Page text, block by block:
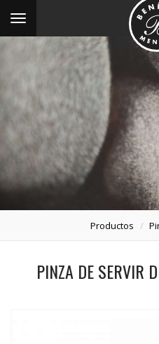
Toggle
navigation
Productos
PINZA DE SERVIR